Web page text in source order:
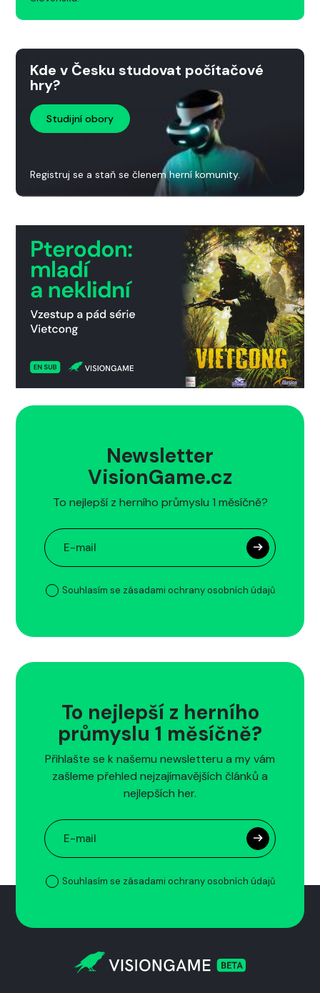
Kde v Česku studovat počítačové
hry?
Studijní obory
Registruj se a staň se členem herní komunity.
Newsletter
VisionGame.cz
To nejlepší z herního průmyslu 1 měsíčně?
Souhlasím se zásadami ochrany osobních údajů
To nejlepší z herního
průmyslu 1 měsíčně?
Přihlašte se k našemu newsletteru a my vám
zašleme přehled nejzajímavějších článků a
nejlepších her.
Souhlasím se zásadami ochrany osobních údajů